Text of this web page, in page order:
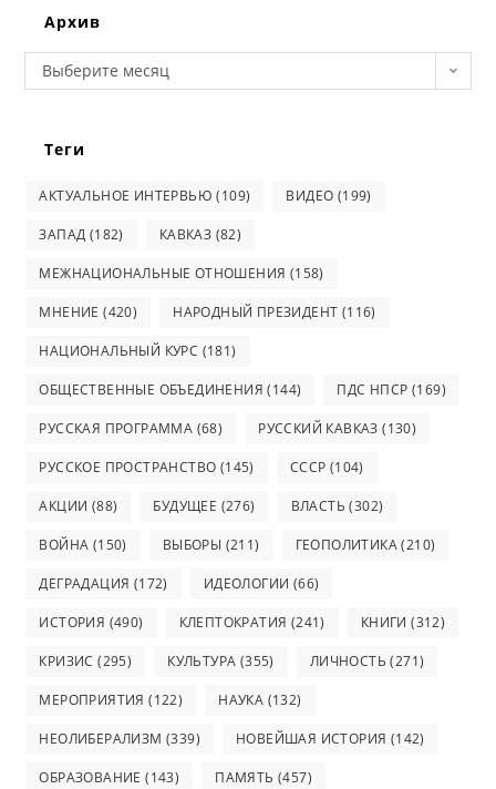
Архив
Архив
Выберите месяц
Теги
АКТУАЛЬНОЕ ИНТЕРВЬЮ (109) ВИДЕО (199)
ЗАПАД (182) КАВКАЗ (82)
МЕЖНАЦИОНАЛЬНЫЕ ОТНОШЕНИЯ (158)
МНЕНИЕ (420) НАРОДНЫЙ ПРЕЗИДЕНТ (116)
НАЦИОНАЛЬНЫЙ КУРС (181)
ОБЩЕСТВЕННЫЕ ОБЪЕДИНЕНИЯ (144) ПДС НПСР (169)
РУССКАЯ ПРОГРАММА (68) РУССКИЙ КАВКАЗ (130)
РУССКОЕ ПРОСТРАНСТВО (145) СССР (104)
АКЦИИ (88) БУДУЩЕЕ (276) ВЛАСТЬ (302)
ВОЙНА (150) ВЫБОРЫ (211) ГЕОПОЛИТИКА(210)
ДЕГРАДАЦИЯ (172) ИДЕОЛОГИИ (66)
ИСТОРИЯ (490) КЛЕПТОКРАТИЯ (241) КНИГИ (312)
КРИЗИС (295) КУЛЬТУРА (355) ЛИЧНОСТЬ (271)
МЕРОПРИЯТИЯ (122) НАУКА (132)
НЕОЛИБЕРАЛИЗМ (339) НОВЕЙШАЯ ИСТОРИЯ (142)
ОБРАЗОВАНИЕ (143) ПАМЯТЬ (457)